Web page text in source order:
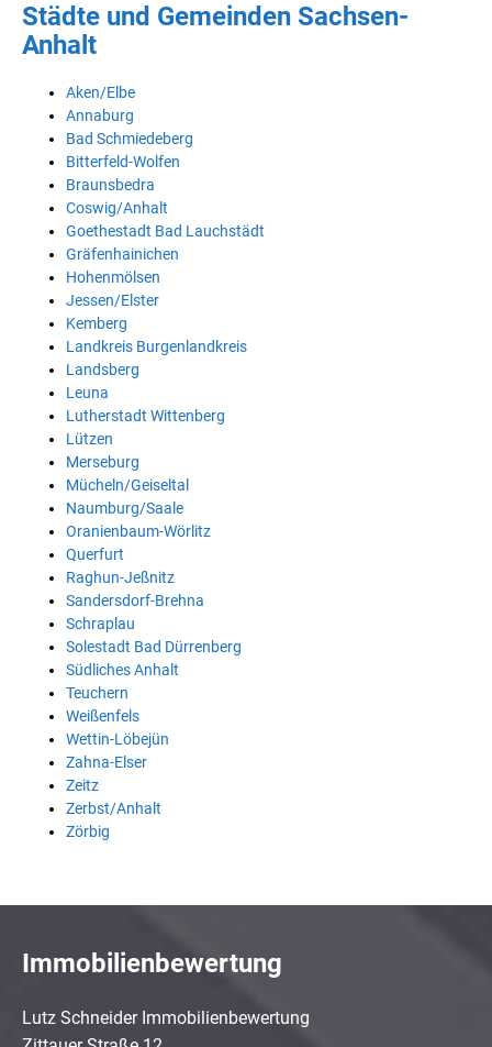
Städte und Gemeinden Sachsen-
Anhalt
Aken/Elbe
Annaburg
Bad Schmiedeberg
Bitterfeld-Wolfen
Braunsbedra
Coswig/Anhalt
Goethestadt Bad Lauchstädt
Gräfenhainichen
Hohenmölsen
Jessen/Elster
Kemberg
Landkreis Burgenlandkreis
Landsberg
Leuna
Lutherstadt Wittenberg
Lützen
Merseburg
Mücheln/Geiseltal
Naumburg/Saale
Oranienbaum-Wörlitz
Querfurt
Raghun-Jeßnitz
Sandersdorf-Brehna
Schraplau
Solestadt Bad Dürrenberg
Südliches Anhalt
Teuchern
Weißenfels
Wettin-Löbejün
Zahna-Elser
Zeitz
Zerbst/Anhalt
Zörbig
Immobilienbewertung
Lutz Schneider Immobilienbewertung